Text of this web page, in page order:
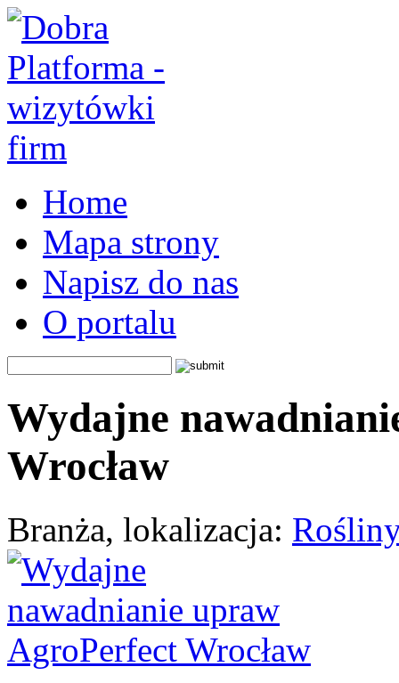
Home
Mapa strony
Napisz do nas
O portalu
Wydajne
Wrocław
Branża, lokalizacja: Rośliny